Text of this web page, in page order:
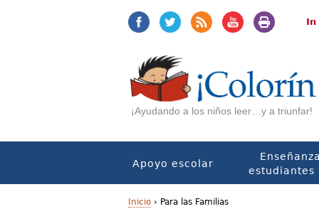
In
¡Ayudando a los niños leer…y a triunfar!
F
o
r
Buscar
Apoyo escolar
estudiantes
Inicio › Para las Familias